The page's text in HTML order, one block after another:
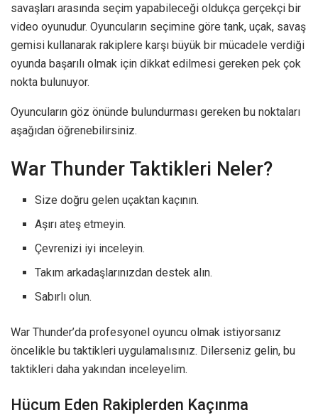
savaşları arasında seçim yapabileceği oldukça gerçekçi bir
video oyunudur. Oyuncuların seçimine göre tank, uçak, savaş
gemisi kullanarak rakiplere karşı büyük bir mücadele verdiği
oyunda başarılı olmak için dikkat edilmesi gereken pek çok
nokta bulunuyor.
Oyuncuların göz önünde bulundurması gereken bu noktaları
aşağıdan öğrenebilirsiniz.
War Thunder Taktikleri Neler?
Size doğru gelen uçaktan kaçının.
Aşırı ateş etmeyin.
Çevrenizi iyi inceleyin.
Takım arkadaşlarınızdan destek alın.
Sabırlı olun.
War Thunder’da profesyonel oyuncu olmak istiyorsanız
öncelikle bu taktikleri uygulamalısınız. Dilerseniz gelin, bu
taktikleri daha yakından inceleyelim.
Hücum Eden Rakiplerden Kaçınma